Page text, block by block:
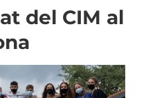
del CIM al